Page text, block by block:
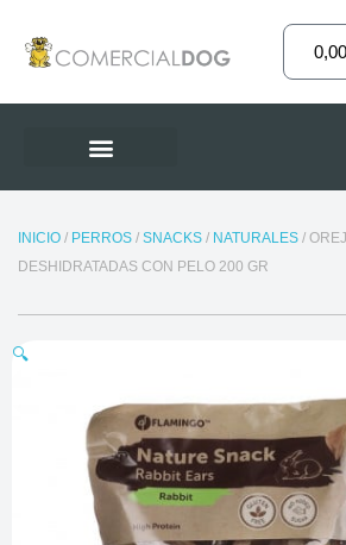
contenido
INICIO/ PERROS/ SNACKS/ NATURALES/
DESHIDRATADAS CON PELO 200 GR
🔍